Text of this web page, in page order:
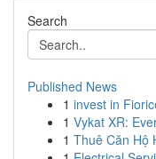
Search
Published News
1 invest in
1 Vykat XR:
1 Thuê Căn Hộ